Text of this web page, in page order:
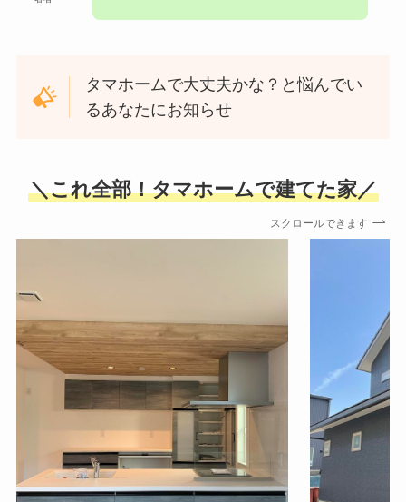
タマホームで大丈夫かな？と悩んでい
るあなたにお知らせ
＼これ全部！タマホームで建てた家／
スクロールできます